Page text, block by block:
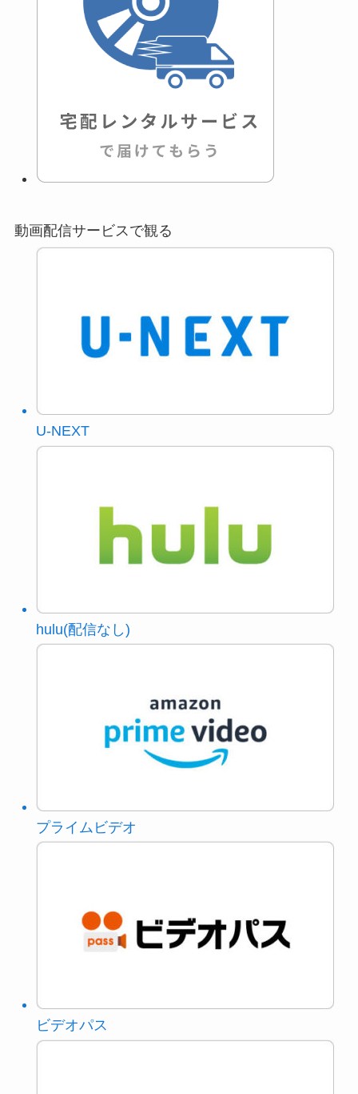
動画配信サービスで観る
U-NEXT
hulu(配信なし)
プライムビデオ
ビデオパス